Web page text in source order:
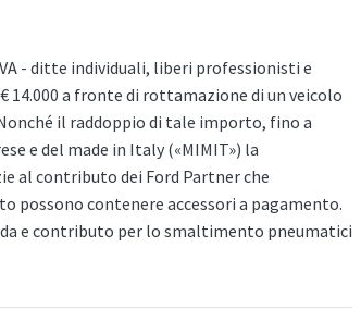
- ditte individuali, liberi professionisti e
a fronte di rottamazione di un veicolo
il raddoppio di tale importo, fino a
e del made in Italy («MIMIT») la
al contributo dei Ford Partner che
possono contenere accessori a pagamento.
e contributo per lo smaltimento pneumatici